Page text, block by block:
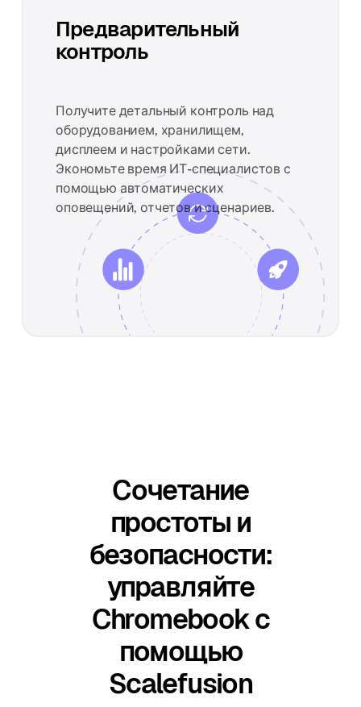
Предварительный
контроль
Получите детальный контроль над
оборудованием, хранилищем,
дисплеем и настройками сети.
Экономьте время ИТ-специалистов с
помощью автоматических
оповещений, отчетов и сценариев.
Сочетание
простоты и
безопасности:
управляйте
Chromebook с
помощью
Scalefusion